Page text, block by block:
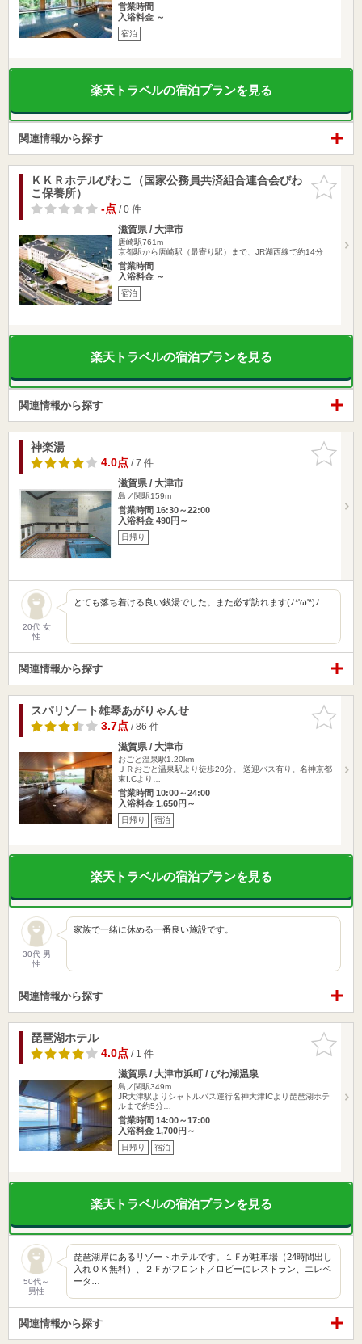
営業時間
入浴料金 ～
宿泊
楽天トラベルの宿泊プランを見る
関連情報から探す
お気に入
りに追加
ＫＫＲホテルびわこ（国家公務員共済組合連合会びわ
こ保養所）
-点/ 0 件
滋賀県 / 大津市
唐崎駅761m
京都駅から唐崎駅（最寄り駅）まで、JR湖西線で約14分
営業時間
入浴料金 ～
宿泊
楽天トラベルの宿泊プランを見る
関連情報から探す
お気に入
りに追加
神楽湯
4.0点/ 7 件
滋賀県 / 大津市
島ノ関駅159m
営業時間 16:30～22:00
入浴料金 490円～
日帰り
20代 女
性
とても落ち着ける良い銭湯でした。また必ず訪れます(ﾉ*'ω'*)ﾉ
関連情報から探す
お気に入
りに追加
スパリゾート雄琴あがりゃんせ
3.7点/ 86 件
滋賀県 / 大津市
おごと温泉駅1.20km
ＪＲおごと温泉駅より徒歩20分。 送迎バス有り。名神京都
東I.Cより…
営業時間 10:00～24:00
入浴料金 1,650円～
日帰り 宿泊
楽天トラベルの宿泊プランを見る
30代 男
性
家族で一緒に休める一番良い施設です。
関連情報から探す
お気に入
りに追加
琵琶湖ホテル
4.0点/ 1 件
滋賀県 / 大津市浜町 / びわ湖温泉
島ノ関駅349m
JR大津駅よりシャトルバス運行名神大津ICより琵琶湖ホテ
ルまで約5分…
営業時間 14:00～17:00
入浴料金 1,700円～
日帰り 宿泊
楽天トラベルの宿泊プランを見る
50代～
男性
琵琶湖岸にあるリゾートホテルです。１Ｆが駐車場（24時間出し
入れＯＫ無料）、２Ｆがフロント／ロビーにレストラン、エレベ
ータ…
関連情報から探す